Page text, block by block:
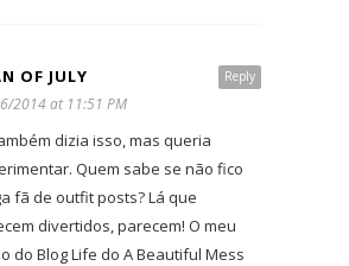
Reply
OF JULY
2014 at 11:51 PM
dizia isso, mas queria
Quem sabe se não fico
fã de outfit posts? Lá que
divertidos, parecem! O meu
do Blog Life do A Beautiful Mess